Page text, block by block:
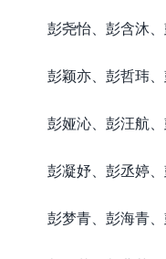
彭尧怡、彭含沐
彭颖亦、彭哲玮
彭娅沁、彭汪航
彭凝妤、彭丞婷
彭梦青、彭海青